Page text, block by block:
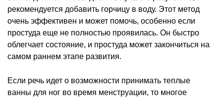
рекомендуется добавить горчицу в воду. Этот метод
очень эффективен и может помочь, особенно если
простуда еще не полностью проявилась. Он быстро
облегчает состояние, и простуда может закончиться на
самом раннем этапе развития.
Если речь идет о возможности принимать теплые
ванны для ног во время менструации, то многое